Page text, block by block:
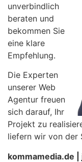
unverbindlich
beraten und
bekommen Sie
eine klare
Empfehlung.
Die Experten
unserer Web
Agentur freuen
sich darauf, Ihr
Projekt zu
liefern wir von der
kommamedia.de |